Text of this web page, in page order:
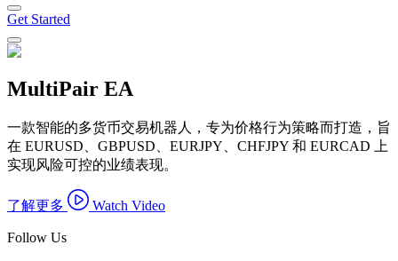
Get Started
MultiPair EA
一款智能的多货币交易机器人，专为价格行为策略而打造，旨
在 EURUSD、GBPUSD、EURJPY、CHFJPY 和 EURCAD 上
实现风险可控的业绩表现。
了解更多 Watch Video
Follow Us